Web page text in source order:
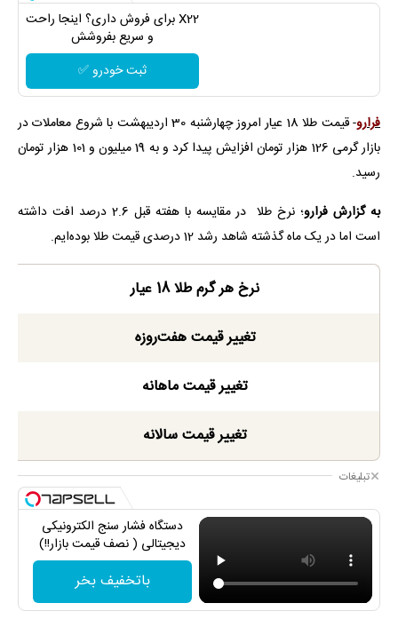
X22 برای فروش داری؟ اینجا راحت
و سریع بفروشش
ثبت خودرو ✅
فرارو
- قیمت طلا 18 عیار امروز چهارشنبه 30 اردیبهشت با شروع معاملات در
بازار گرمی 126 هزار تومان افزایش پیدا کرد و به 19 میلیون و 101 هزار تومان
رسید.
به گزارش فرارو
؛ نرخ طلا در مقایسه با هفته قبل 2.6 درصد افت داشته
است اما در یک ماه گذشته شاهد رشد 12 درصدی قیمت طلا بوده‌ایم.
نرخ هر گرم طلا 18 عیار
تغییر قیمت هفت‌روزه
تغییر قیمت ماهانه
تغییر قیمت سالانه
تبلیغات
دستگاه فشار سنج الکترونیکی
دیجیتالی ( نصف قیمت بازار!!)
باتخفیف بخر